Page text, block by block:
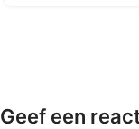
Geef een